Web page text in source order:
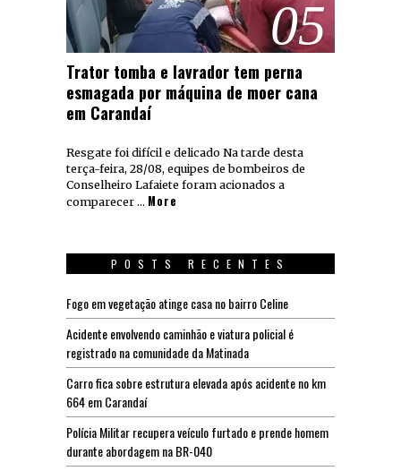
05
Trator tomba e lavrador tem perna
esmagada por máquina de moer cana
em Carandaí
Resgate foi difícil e delicado Na tarde desta
terça-feira, 28/08, equipes de bombeiros de
Conselheiro Lafaiete foram acionados a
comparecer … More
POSTS RECENTES
Fogo em vegetação atinge casa no bairro Celine
Acidente envolvendo caminhão e viatura policial é
registrado na comunidade da Matinada
Carro fica sobre estrutura elevada após acidente no km
664 em Carandaí
Polícia Militar recupera veículo furtado e prende homem
durante abordagem na BR-040